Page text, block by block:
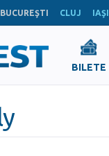
BUCUREŞTI CLUJ IAŞI
BILETE